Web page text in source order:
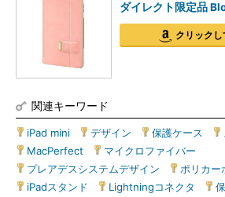
ダイレクト限定品
クリック
関連キーワード
iPad mini デザイン 保護ケース
MacPerfect
マイクロファイバー
プレアデスシステムデザイン
ポリカー
iPadスタンド
Lightningコネクタ